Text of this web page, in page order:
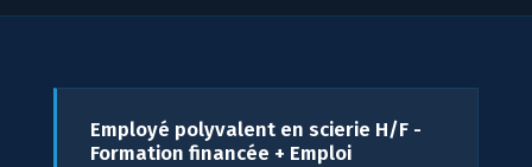
Employé polyvalent en scierie H/F -
Formation financée + Emploi